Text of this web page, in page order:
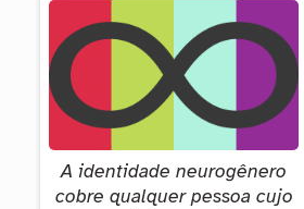
A identidade neurogênero
cobre qualquer pessoa cujo